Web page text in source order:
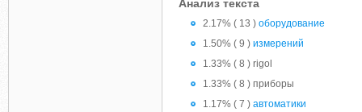
Анализ текста
2.17% ( 13 ) оборудование
1.50% ( 9 ) измерений
1.33% ( 8 ) rigol
1.33% ( 8 ) приборы
1.17% ( 7 ) автоматики